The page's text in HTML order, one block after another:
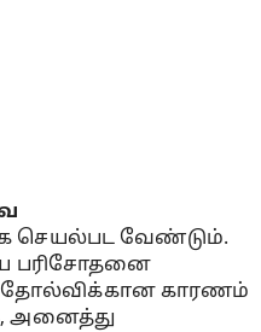
செயல்பட வேண்டும்.
பரிசோதனை
காரணம்
அனைத்து